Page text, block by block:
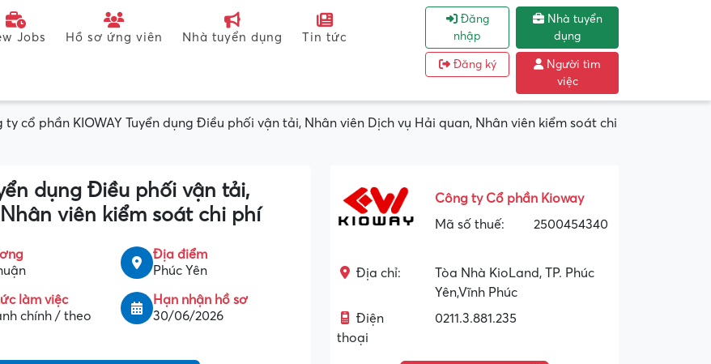
Jobs Hồ sơ ứng viên Nhà tuyển dụng Tin tức
Đăng
nhập
Đăng ký
Nhà tuyển
dụng
Người tìm
việc
ty cổ phần KIOWAY Tuyển dụng Điều phối vận tải, Nhân viên Dịch vụ Hải quan, Nhân viên kiểm soát chi
dụng Điều phối vận tải,
viên kiểm soát chi phí
Địa điểm
Phúc Yên
làm việc
chính / theo
Hạn nhận hồ sơ
30/06/2026
Công ty Cổ phần Kioway
Mã số thuế:
2500454340
Địa chỉ:
Tòa Nhà KioLand, TP. Phúc
Yên,Vĩnh Phúc
Điện
thoại
0211.3.881.235